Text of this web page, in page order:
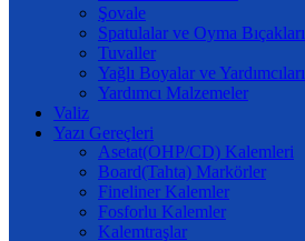
Şovale
Spatulalar ve Oyma Bıçakları
Tuvaller
Yağlı Boyalar ve Yardımcıları
Yardımcı Malzemeler
Valiz
Yazı Gereçleri
Asetat(OHP/CD) Kalemleri
Board(Tahta) Markörler
Fineliner Kalemler
Fosforlu Kalemler
Kalemtraşlar